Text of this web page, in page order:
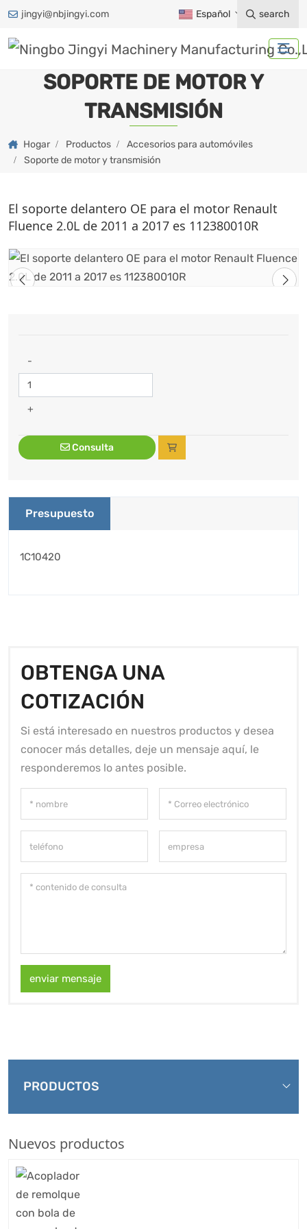
jingyi@nbjingyi.com Español search
SOPORTE DE MOTOR Y
TRANSMISIÓN
Hogar Productos
Accesorios para automóviles
Soporte de motor y transmisión
El soporte delantero OE para el motor Renault
Fluence 2.0L de 2011 a 2017 es 112380010R
-
+
Consulta
Presupuesto
1C10420
OBTENGA UNA
COTIZACIÓN
Si está interesado en nuestros productos y desea
conocer más detalles, deje un mensaje aquí, le
responderemos lo antes posible.
enviar mensaje
PRODUCTOS
Nuevos productos